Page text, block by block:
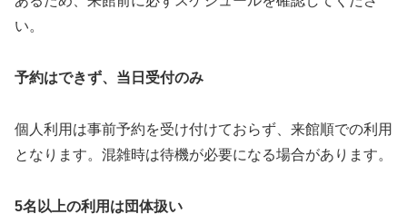
い。
予約はできず、当日受付のみ
個人利用は事前予約を受け付けておらず、来館順での利用
となります。混雑時は待機が必要になる場合があります。
5名以上の利用は団体扱い